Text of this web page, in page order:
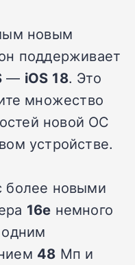
новым
поддерживает
— iOS 18. Это
множество
новой ОС
устройстве.
более новыми
16e немного
48 Мп и